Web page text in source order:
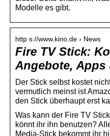
Modelle es gibt.
http s://www.kino.de › News
Fire TV Stick:
Angebote,
Der Stick selbst kostet
vermutlich meinst ist
den Stick überhaupt erst
Was kann der Fire TV
könnt ihr ihn benutzen?
Media-Stick bekommt ihr